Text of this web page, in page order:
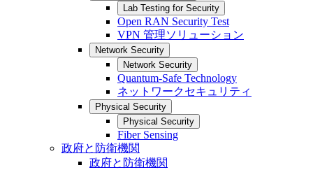
Lab Testing for Security
Open RAN Security Test
VPN 管理ソリューション
Network Security
Network Security
Quantum-Safe Technology
ネットワークセキュリティ
Physical Security
Physical Security
Fiber Sensing
政府と防衛機関
政府と防衛機関